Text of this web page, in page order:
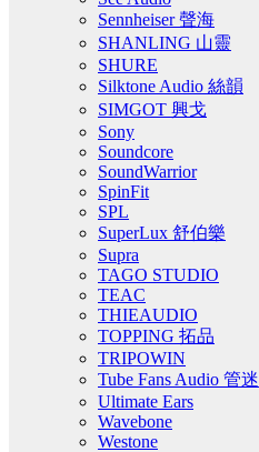
Sennheiser 聲海
SHANLING 山靈
SHURE
Silktone Audio 絲韻
SIMGOT 興戈
Sony
Soundcore
SoundWarrior
SpinFit
SPL
SuperLux 舒伯樂
Supra
TAGO STUDIO
TEAC
THIEAUDIO
TOPPING 拓品
TRIPOWIN
Tube Fans Audio 管迷
Ultimate Ears
Wavebone
Westone